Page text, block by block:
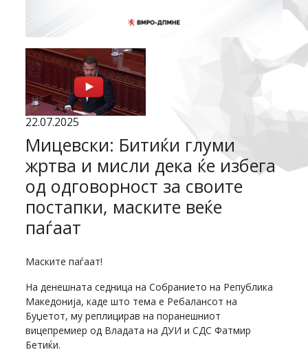
22.07.2025
Мицевски: Битиќи глуми
жртва и мисли дека ќе избега
од одговорност за своите
постапки, маските веќе
паѓаат
Маските паѓаат!
На денешната седница на Собранието на Република
Македонија, каде што тема е Ребалансот на
Буџетот, му реплицирав на поранешниот
вицепремиер од Владата на ДУИ и СДС Фатмир
Бетиќи.